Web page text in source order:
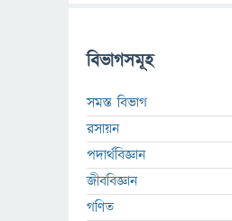
বিভাগসমূহ
সমস্ত বিভাগ
রসায়ন
পদার্থবিজ্ঞান
জীববিজ্ঞান
গণিত